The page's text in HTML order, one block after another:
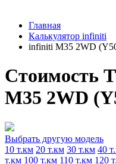
Главная
Калькулятор infiniti
infiniti M35 2WD
Стоимость
M35 2WD
Выбрать другую модель
10 т.км 20 т.км 30 т.км 40
т.км 100 т.км 110 т.км 120